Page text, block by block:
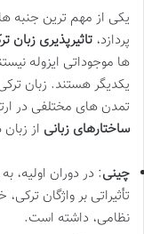
یکی از مهم ترین جنبه
پردازد، تاثیرپذیری
ها موجوداتی ایزوله
یکدیگر هستند. زبان
تمدن های مختلفی در
ساختارهای زبانی از
چینی: در دوران اولیه،
تأثیراتی بر واژگان
نظامی، داشته است.